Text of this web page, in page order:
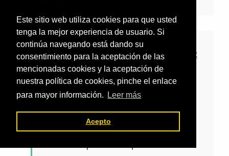
Este sitio web utiliza cookies para que usted
tenga la mejor experiencia de usuario. Si
continúa navegando está dando su
consentimiento para la aceptación de las
mencionadas cookies y la aceptación de
nuestra política de cookies, pinche el enlace
para mayor información.
Leer más
Acepto
Francisco Javier Vázquez
Ramosdice
12 abril, 2023 a las 7:27
am
Hola César,